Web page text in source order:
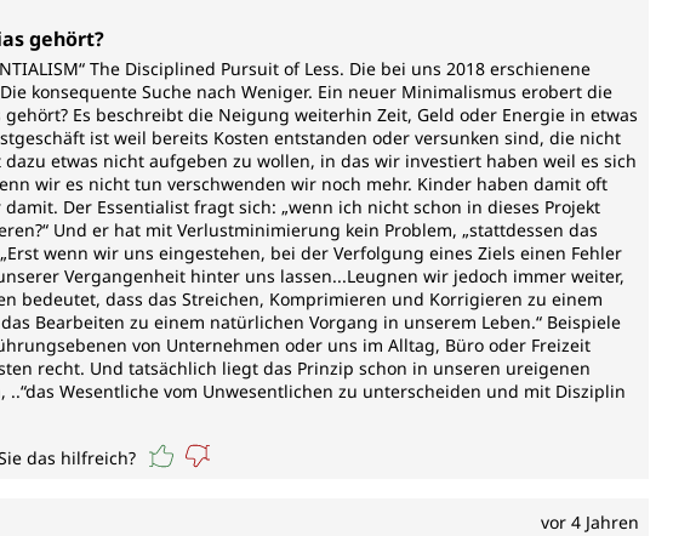
gehört?
The Disciplined Pursuit of Less. Die bei uns 2018 erschienene
konsequente Suche nach Weniger. Ein neuer Minimalismus erobert die
gehört? Es beschreibt die Neigung weiterhin Zeit, Geld oder Energie in etwas
ist weil bereits Kosten entstanden oder versunken sind, die nicht
etwas nicht aufgeben zu wollen, in das wir investiert haben weil es sich
wir es nicht tun verschwenden wir noch mehr. Kinder haben damit oft
Der Essentialist fragt sich: „wenn ich nicht schon in dieses Projekt
Und er hat mit Verlustminimierung kein Problem, „stattdessen das
wenn wir uns eingestehen, bei der Verfolgung eines Ziels einen Fehler
Vergangenheit hinter uns lassen...Leugnen wir jedoch immer weiter,
bedeutet, dass das Streichen, Komprimieren und Korrigieren zu einem
Bearbeiten zu einem natürlichen Vorgang in unserem Leben.“ Beispiele
von Unternehmen oder uns im Alltag, Büro oder Freizeit
recht. Und tatsächlich liegt das Prinzip schon in unseren ureigenen
Wesentliche vom Unwesentlichen zu unterscheiden und mit Disziplin
das hilfreich?
vor 4 Jahren